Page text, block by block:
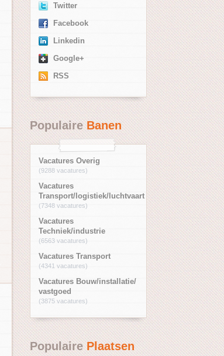
Twitter
Facebook
Linkedin
Google+
RSS
PopulaireBanen
Vacatures Overig
(9288 vacatures)
Vacatures
Transport/logistiek/luchtvaart
(7348 vacatures)
Vacatures
Techniek/industrie
(6563 vacatures)
Vacatures Transport
(4341 vacatures)
Vacatures Bouw/installatie/
vastgoed
(3875 vacatures)
PopulairePlaatsen